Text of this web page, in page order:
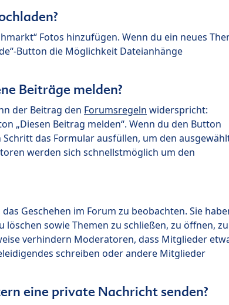
Fotos hinzufügen. Wenn du ein neues
Button die Möglichkeit Dateianhänge
Beiträge melden?
der Beitrag den Forumsregeln widerspricht:
„Diesen Beitrag melden“. Wenn du den Button
das Formular ausfüllen, um den
werden sich schnellstmöglich um den
Geschehen im Forum zu beobachten. Sie
löschen sowie Themen zu schließen, zu öffnen, zu
verhindern Moderatoren, dass Mitglieder
schreiben oder andere Mitglieder
eine private Nachricht senden?